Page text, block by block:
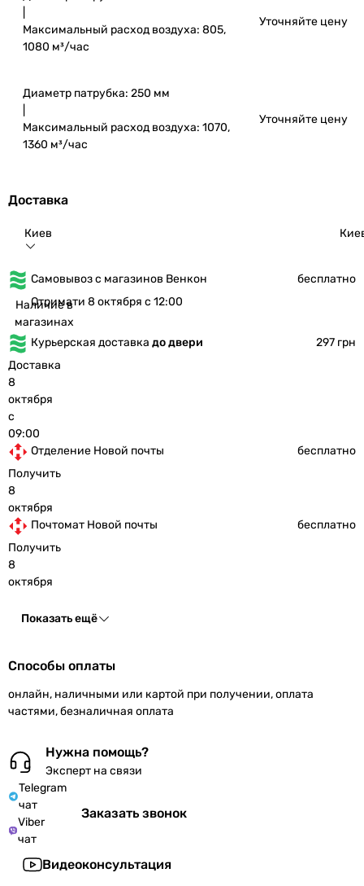
Максимальный расход воздуха: 805,
1080 м³/час
Уточняйте цену
Диаметр патрубка: 250 мм
Максимальный расход воздуха: 1070,
1360 м³/час
Уточняйте цену
Доставка
Киев
Самовывоз с магазинов Венкон
бесплатно
Наличие в
магазинах
Отримати 8 октября с 12:00
Курьерская доставка до двери
297 грн
Доставка
8
октября
с
09:00
Отделение Новой почты
бесплатно
Получить
8
октября
Почтомат Новой почты
бесплатно
Получить
8
октября
Показать ещё
Способы оплаты
онлайн, наличными или картой при получении, оплата
частями, безналичная оплата
Нужна помощь?
Эксперт на связи
Telegram
чат
Viber
чат
Заказать звонок
Видеоконсультация